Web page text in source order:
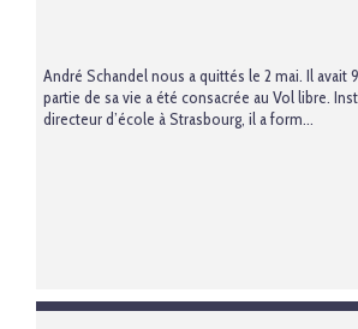
André Schandel nous a quittés le 2 mai. Il avait
partie de sa vie a été consacrée au Vol libre.
directeur d’école à Strasbourg, il a form...